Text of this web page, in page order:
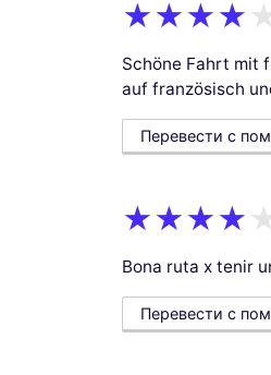
Schöne Fahrt mit
auf französisch
Перевести с
Bona ruta x tenir
Перевести с